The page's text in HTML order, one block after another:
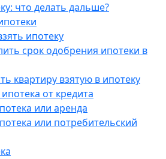
что делать дальше?
ипотеку
срок одобрения ипотеки в
квартиру взятую в ипотеку
от кредита
или аренда
или потребительский